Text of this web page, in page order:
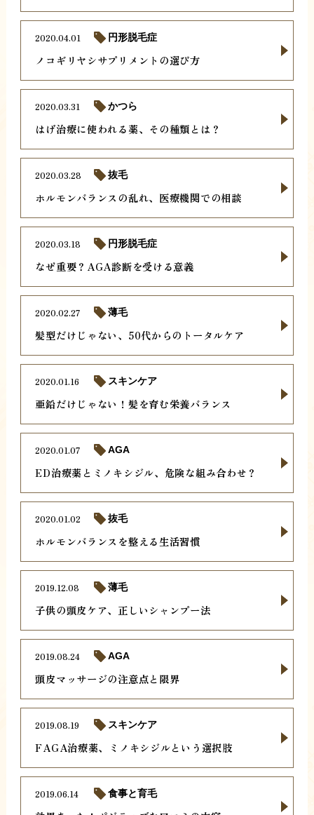
ノコギリヤシサプリメントの選び方
2020.04.01 円形脱毛症
はげ治療に使われる薬、その種類とは？
2020.03.31 かつら
ホルモンバランスの乱れ、医療機関での相談
2020.03.28 抜毛
なぜ重要？AGA診断を受ける意義
2020.03.18 円形脱毛症
髪型だけじゃない、50代からのトータルケア
2020.02.27 薄毛
亜鉛だけじゃない！髪を育む栄養バランス
2020.01.16 スキンケア
ED治療薬とミノキシジル、危険な組み合わせ？
2020.01.07 AGA
ホルモンバランスを整える生活習慣
2020.01.02 抜毛
子供の頭皮ケア、正しいシャンプー法
2019.12.08 薄毛
頭皮マッサージの注意点と限界
2019.08.24 AGA
FAGA治療薬、ミノキシジルという選択肢
2019.08.19 スキンケア
2019.06.14 食事と育毛